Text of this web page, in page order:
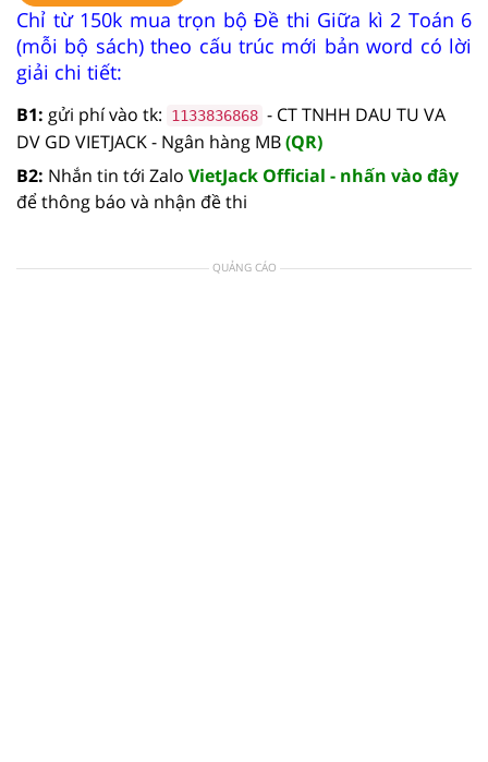
Chỉ từ 150k mua trọn bộ Đề thi Giữa kì 2 Toán 6
(mỗi bộ sách) theo cấu trúc mới bản word có lời
giải chi tiết:
B1: gửi phí vào tk: 1133836868 - CT TNHH DAU TU VA
DV GD VIETJACK - Ngân hàng MB(QR)
B2: Nhắn tin tới Zalo VietJack Official - nhấn vào đây
để thông báo và nhận đề thi
QUẢNG CÁO